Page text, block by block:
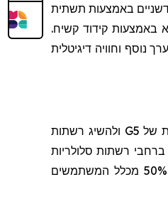
באמצעות תשתית
באמצעות קידוד קשיח.
נוסף וחוויה דיגיטלית
של 5 G ולהשיג רשתות
ברחבי רשתות סלולריות
ברחבי העולם, והיא מאיצה את ההמרה לשימוש ברשתות מבוססות תוכנה עבור יותר מ-300 שירותי תקשורת ביותר מ-120 מדינות, המשרתים יותר מ-50% מכלל המשתמשים